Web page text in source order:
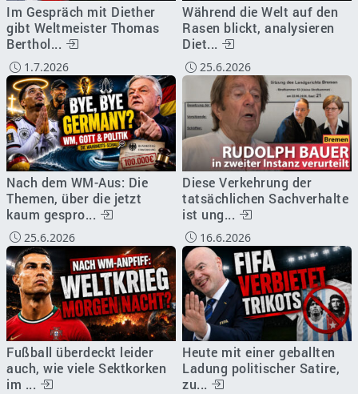
Im Gespräch mit Diether
gibt Weltmeister Thomas
Berthol...
Während die Welt auf den
Rasen blickt, analysieren
Diet...
1.7.2026
Nach dem WM-Aus: Die
Themen, über die jetzt
kaum gespro...
25.6.2026
Diese Verkehrung der
tatsächlichen Sachverhalte
ist ung...
25.6.2026
Fußball überdeckt leider
auch, wie viele Sektkorken
im ...
16.6.2026
Heute mit einer geballten
Ladung politischer Satire,
zu...